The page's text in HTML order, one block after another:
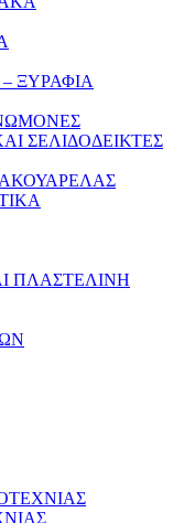
ΞΥΡΑΦΙΑ
ΣΕΛΙΔΟΔΕΙΚΤΕΣ
ΠΛΑΣΤΕΛΙΝΗ